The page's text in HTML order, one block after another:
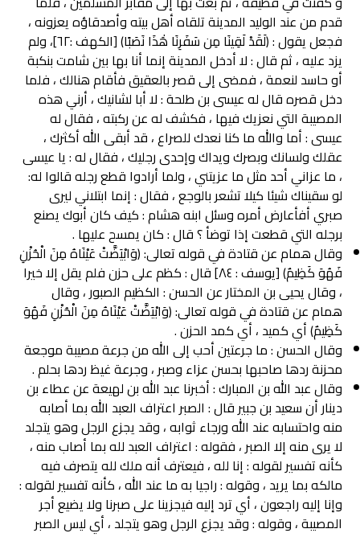
قدم من عند الوليد المدينة تلقاه أهل بيته وأصدقاؤه يعزونه ،
فجعل يقول : (لَقَدْ لَقِينَا مِن سَفَرِنَا هَٰذَا نَصَبًا) [الكهف :٦٢]، ولم
يزد عليه ، ثم قال : لا أدخل المدينة إنما أنا بها بين شامت بنكبة
أو حاسد لنعمة ، فمضى إلى قصر بالعقيق فأقام هنالك ، فلما
دخل قصره قال له عيسى بن طلحة : لا أبا لشانيك ، أرني هذه
المصيبة التي نعزيك فيها ، فكشف له عن ركبته ، فقال له
عيسى : أما والله ما كنا نعدك للصراع ، قد أبقى الله أكثرك ،
عقلك ولسانك وبصرك ويداك وإحدى رجليك ، فقال له : یا عیسی
، ما عزاني أحد مثل ما عزيتني ، ولما أرادوا قطع رجله قالوا له:
لو سقيناك شيئا كيلا تشعر بالوجع ، فقال : إنما ابتلاني ليرى
صبري أفأعارض أمره وسئل ابنه هشام : كيف كان أبوك يصنع
برجله التي قطعت إذا توضأ ؟ قال : كان يمسح عليها .
وقال همام عن قتادة في قوله تعالى: (وَابْيَضَّتْ عَيْنَاهُ مِنَ الْحُزْنِ
فَهُوَ كَظِيمٌ) [يوسف : ٨٤] قال : كظم على حزن فلم يقل إلا خيرا
، وقال يحيى بن المختار عن الحسن : الكظيم الصبور ، وقال
همام عن قتادة في قوله تعالى: (وَابْيَضَّتْ عَيْنَاهُ مِنَ الْحُزْنِ فَهُوَ
كَظِيمٌ) أي كميد ، أي كمد الحزن .
وقال الحسن : ما جرعتين أحب إلى الله من جرعة مصيبة موجعة
محزنة ردها صاحبها بحسن عزاء وصبر ، وجرعة غيظ ردها بحلم .
وقال عبد الله بن المبارك : أخبرنا عبد الله بن لهيعة عن عطاء بن
دینار أن سعيد بن جبير قال : الصبر اعتراف العبد الله بما أصابه
منه واحتسابه عند الله ورجاء ثوابه ، وقد يجزع الرجل وهو يتجلد
لا يری منه إلا الصبر ، فقوله : اعتراف العبد لله بما أصاب منه ،
كأنه تفسير لقوله : إنا لله ، فيعترف أنه ملك لله يتصرف فيه
مالکه بما يريد ، وقوله : راجيا به ما عند الله ، كأنه تفسير لقوله :
وإنا إليه راجعون ، أي ترد إليه فيجزينا على صبرنا ولا يضيع أجر
المصيبة ، وقوله : وقد يجزع الرجل وهو يتجلد ، أي ليس الصبر